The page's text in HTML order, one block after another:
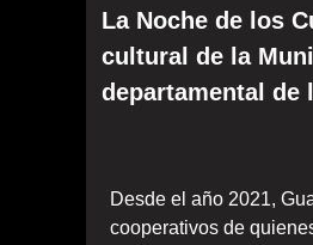
La Noche de los
cultural de la
departamental de
Desde el año 2021,
cooperativos de